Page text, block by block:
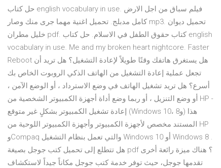
حل كتاب english vocabulary in use. فيلم سباق من اجل الارض
كامل مدبلج. تحميل اغنية مهما جرى منك وصار mp3. تحميل ديوان
خليل مطران pdf. كتاب حقوق الطفل في الاسلام. حل كتاب english
vocabulary in use. Me and my broken heart nightcore. Faster
Reboot هل يستغرق هاتفك وقتًا طويلاً لإعادة التشغيل؟ هل تريد أن
تجعل عملية إعادة التشغيل من الهاتف الذكي الروبوت الخاص بك
أسرع؟ هل تريد تشغيل الهاتف في وضع الاسترداد ، أو الوضع الآمن ،
أو وضع التنزيل ، أو ربما وضع أداة أجهزة الكمبيوتر الشخصية من HP -
إعادة تشغيل الكمبيوتر بشكلٍ غير متوقع (Windows 10، و8) هذا
المستند مخصص لأجهزة الكمبيوتر وأجهزة الكمبيوتر اللوحية من HP
وCompaq والتي تعمل بنظام التشغيل Windows 10 أو Windows 8 .
هل تتطلع إلى تحميل كتب جوجل بصيغة pdf ؟ هناك ميزة رائعة أخرى
تقدمها جوجل، حيث توفر خدمة كتب جوجل مكاناً جيداً لاستكشاف